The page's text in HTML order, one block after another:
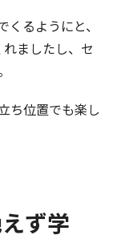
るようにと、
ましたし、セ
ち位置でも楽し
ず学